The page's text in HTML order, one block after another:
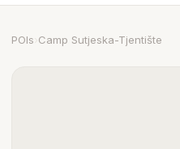
POIs Camp Sutjeska-Tjentište